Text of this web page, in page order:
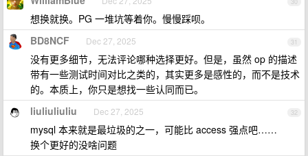
想换就换。PG 一堆坑等着你。慢慢踩呗。
31
BD8NCF Dec 27, 2025
没有更多细节，无法评论哪种选择更好。但是，虽然 op 的描述
带有一些测试时间对比之类的，其实更多是感性的，而不是技术
的。本质上，你只是想找一些认同而已。
32
liuliuliuliu Dec 27, 2025
mysql 本来就是最垃圾的之一，可能比 access 强点吧……
换个更好的没啥问题